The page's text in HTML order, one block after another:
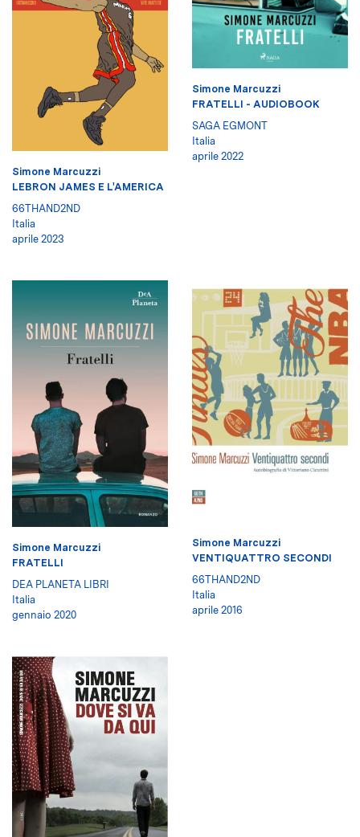
Simone Marcuzzi
LEBRON JAMES E L'AMERICA
66THAND2ND
Italia
aprile 2023
Simone Marcuzzi
FRATELLI - AUDIOBOOK
SAGA EGMONT
Italia
aprile 2022
Simone Marcuzzi
FRATELLI
DEA PLANETA LIBRI
Italia
gennaio 2020
Simone Marcuzzi
VENTIQUATTRO SECONDI
66THAND2ND
Italia
aprile 2016